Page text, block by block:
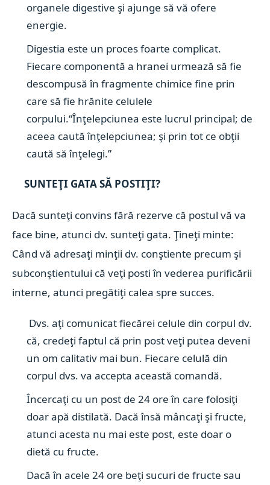
organele digestive şi ajunge să vă ofere
energie.
Digestia este un proces foarte complicat.
Fiecare componentă a hranei urmează să fie
descompusă în fragmente chimice fine prin
care să fie hrănite celulele
corpului.“Înţelepciunea este lucrul principal; de
aceea caută înţelepciunea; şi prin tot ce obţii
caută să înţelegi.”
SUNTEŢI GATA SĂ POSTIŢI?
Dacă sunteţi convins fără rezerve că postul vă va
face bine, atunci dv. sunteţi gata. Ţineţi minte:
Când vă adresaţi minţii dv. conştiente precum şi
subconştientului că veţi posti în vederea purificării
interne, atunci pregătiţi calea spre succes.
Dvs. aţi comunicat fiecărei celule din corpul dv.
că, credeţi faptul că prin post veţi putea deveni
un om calitativ mai bun. Fiecare celulă din
corpul dvs. va accepta această comandă.
Încercaţi cu un post de 24 ore în care folosiţi
doar apă distilată. Dacă însă mâncaţi şi fructe,
atunci acesta nu mai este post, este doar o
dietă cu fructe.
Dacă în acele 24 ore beţi sucuri de fructe sau